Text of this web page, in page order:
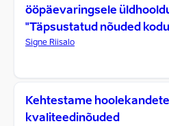
ööpäevaringsele
"Täpsustatud nõuded
Signe Riisalo
Kehtestame
kvaliteedinõuded